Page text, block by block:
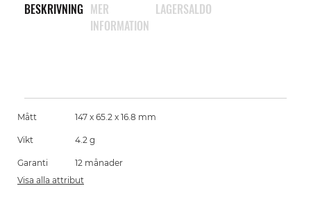
BESKRIVNING MER
INFORMATION
LAGERSALDO
Mått 147 x 65.2 x 16.8 mm
Vikt 4.2 g
Garanti
12 månader
Visa alla attribut